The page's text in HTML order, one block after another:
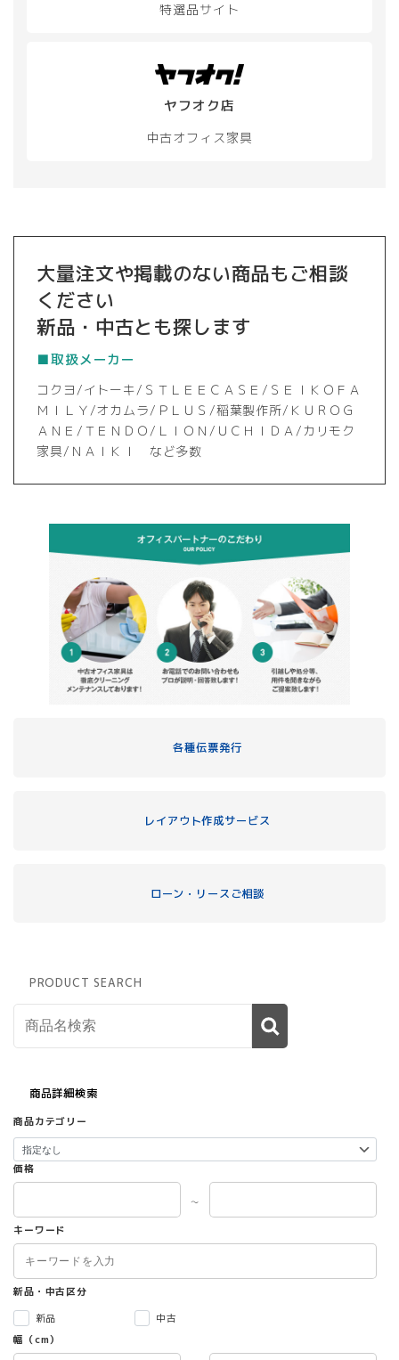
特選品サイト
ヤフオク店
中古オフィス家具
大量注文や掲載のない商品もご相談
ください
新品・中古とも探します
■取扱メーカー
コクヨ/イトーキ/ＳＴＬＥＥＣＡＳＥ/ＳＥＩＫＯＦＡ
ＭＩＬＹ/オカムラ/ＰＬＵＳ/稲葉製作所/ＫＵＲＯＧ
ＡＮＥ/ＴＥＮＤＯ/ＬＩＯＮ/ＵＣＨＩＤＡ/カリモク
家具/ＮＡＩＫＩ など多数
各種伝票発行
レイアウト作成サービス
ローン・リースご相談
PRODUCT SEARCH
商品詳細検索
商品カテゴリー
価格
～
キーワード
新品・中古区分
新品
中古
幅（cm）